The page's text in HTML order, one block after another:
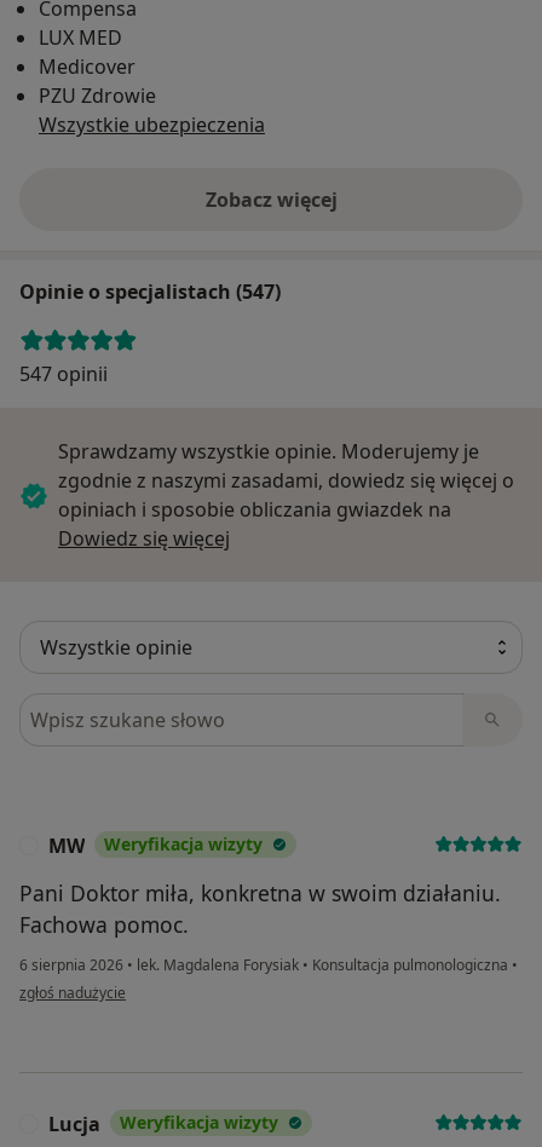
Compensa
LUX MED
Medicover
PZU Zdrowie
Wszystkie ubezpieczenia
Zobacz więcej
Opinie o specjalistach (547)
547 opinii
Sprawdzamy wszystkie opinie. Moderujemy je
zgodnie z naszymi zasadami, dowiedz się więcej o
opiniach i sposobie obliczania gwiazdek na
Dowiedz się więcej
Szukaj w opiniach
MW Weryfikacja wizyty
Pani Doktor miła, konkretna w swoim działaniu.
Fachowa pomoc.
6 sierpnia 2026 • lek. Magdalena Forysiak • Konsultacja pulmonologiczna •
w opinii użytkownika MW
zgłoś nadużycie
Lucja Weryfikacja wizyty